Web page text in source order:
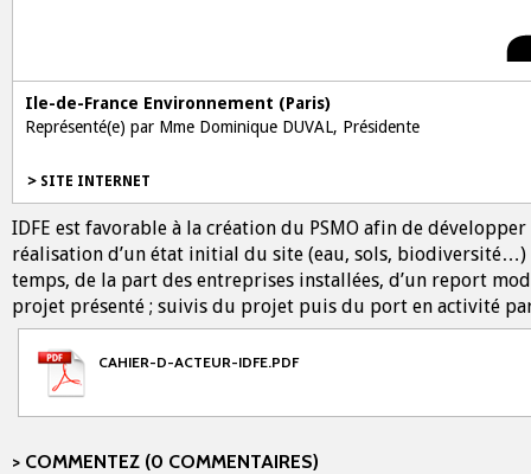
Ile-de-France Environnement (Paris)
Représenté(e) par Mme Dominique DUVAL, Présidente
SITE INTERNET
IDFE est favorable à la création du PSMO afin de
réalisation d’un état initial du site (eau, sols, biodiversité…)
temps, de la part des entreprises installées, d’un report
projet présenté ; suivis du projet puis du port en activité
CAHIER-D-ACTEUR-IDFE.PDF
COMMENTEZ (0 COMMENTAIRES)